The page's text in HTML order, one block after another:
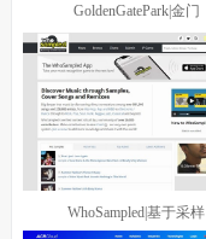
GoldenGatePark|金门
WhoSampled|基于采样